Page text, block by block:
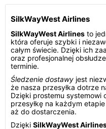
SilkWayWest Airlines
SilkWayWest Airlines to
która oferuje szybki i
całym świecie. Dzięki ich
oraz profesjonalnej
terminie.
Śledzenie dostawy jest
że nasza przesyłka dotrze
Dzięki prostemu systemowi
przesyłkę na każdym
aż do dostarczenia.
Dzięki SilkWayWest